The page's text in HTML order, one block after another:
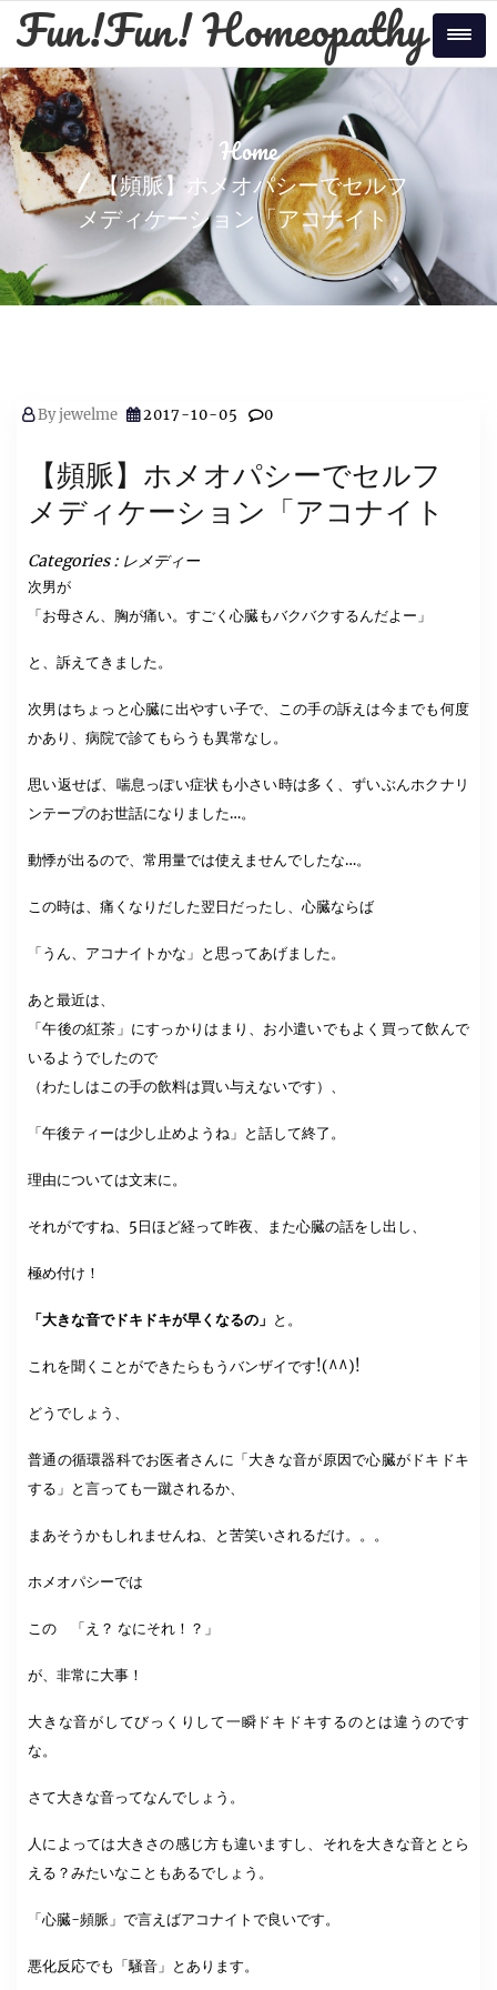
Skip
Fun!Fun! Homeopathy
Home
【頻脈】ホメオパシーでセルフ
メディケーション「アコナイト
Byjewelme 2017-10-05 0
【頻脈】ホメオパシーでセルフ
メディケーション「アコナイト
Categories : レメディー
次男が
「お母さん、胸が痛い。すごく心臓もバクバクするんだよー」
と、訴えてきました。
次男はちょっと心臓に出やすい子で、この手の訴えは今までも何度
かあり、病院で診てもらうも異常なし。
思い返せば、喘息っぽい症状も小さい時は多く、ずいぶんホクナリ
ンテープのお世話になりました…。
動悸が出るので、常用量では使えませんでしたな…。
この時は、痛くなりだした翌日だったし、心臓ならば
「うん、アコナイトかな」と思ってあげました。
あと最近は、
「午後の紅茶」にすっかりはまり、お小遣いでもよく買って飲んで
いるようでしたので
（わたしはこの手の飲料は買い与えないです）、
「午後ティーは少し止めようね」と話して終了。
理由については文末に。
それがですね、5日ほど経って昨夜、また心臓の話をし出し、
極め付け！
「大きな音でドキドキが早くなるの」 と。
これを聞くことができたらもうバンザイです!(^^)!
どうでしょう、
普通の循環器科でお医者さんに「大きな音が原因で心臓がドキドキ
する」と言っても一蹴されるか、
まあそうかもしれませんね、と苦笑いされるだけ。。。
ホメオパシーでは
この 「え？ なにそれ！？」
が、非常に大事！
大きな音がしてびっくりして一瞬ドキドキするのとは違うのです
な。
さて大きな音ってなんでしょう。
人によっては大きさの感じ方も違いますし、それを大きな音ととら
える？みたいなこともあるでしょう。
「心臓-頻脈」で言えばアコナイトで良いです。
悪化反応でも「騒音」とあります。